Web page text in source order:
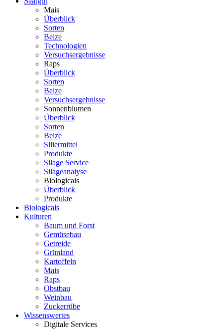
Mais
Überblick
Sorten
Beize
Technologien
Versuchsergebnisse
Raps
Überblick
Sorten
Beize
Versuchsergebnisse
Sonnenblumen
Überblick
Sorten
Beize
Siliermittel
Produkte
Silage Service
Silageanalyse
Biologicals
Überblick
Produkte
Biologicals
Kulturen
Baum und Forst
Gemüsebau
Getreide
Grünland
Kartoffeln
Mais
Raps
Obstbau
Weinbau
Zuckerrübe
Wissenswertes
Digitale Services